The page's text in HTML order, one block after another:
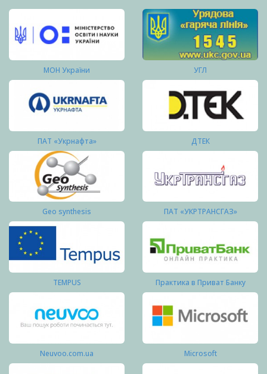
МОН України УГЛ
ПАТ «Укрнафта» ДТЕК
Geo synthesis ПАТ «УКРТРАНСГАЗ»
TEMPUS Практика в Приват Банку
Neuvoo.com.ua Microsoft